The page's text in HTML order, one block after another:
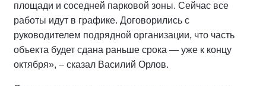
площади и соседней парковой зоны. Сейчас все
работы идут в графике. Договорились с
руководителем подрядной организации, что часть
объекта будет сдана раньше срока — уже к концу
октября», – сказал Василий Орлов.